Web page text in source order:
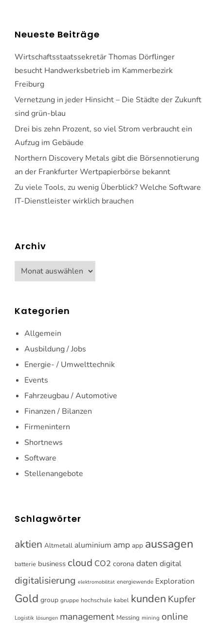
Neueste Beiträge
Wirtschaftsstaatssekretär Thomas Dörflinger
besucht Handwerksbetrieb im Kammerbezirk
Freiburg
Vernetzung in jeder Hinsicht – Die Städte der Zukunft
sind grün-blau
Drei bis zehn Prozent, so viel Strom verbraucht ein
Aufzug im Gebäude
Northern Discovery Metals gibt die Börsennotierung
an der Frankfurter Wertpapierbörse bekannt
Zu viele Tools, zu wenig Überblick? Welche Software
IT-Dienstleister wirklich brauchen
Archiv
Archiv
Kategorien
Allgemein
Ausbildung / Jobs
Energie- / Umwelttechnik
Events
Fahrzeugbau / Automotive
Finanzen / Bilanzen
Firmenintern
Shortnews
Software
Stellenangebote
Schlagwörter
aktien Altmetall aluminium amp app aussagen
batterie business cloud CO2 corona daten digital
digitalisierung elektromobilität energiewende Exploration
Gold group gruppe hochschule kabel kunden Kupfer
Logistik lösungen management Messing mining online